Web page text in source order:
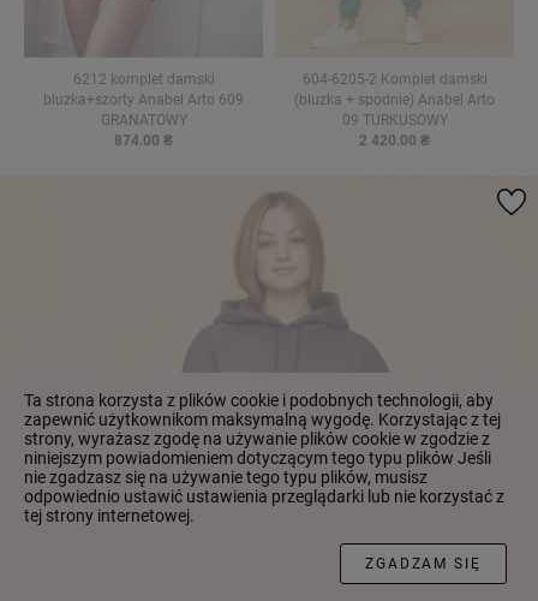
6212 komplet damski
bluzka+szorty Anabel Arto 609
GRANATOWY
874.00 ₴
604-6205-2 Komplet damski
(bluzka + spodnie) Anabel Arto
09 TURKUSOWY
2 420.00 ₴
Ta strona korzysta z plików cookie i podobnych technologii, aby
zapewnić użytkownikom maksymalną wygodę. Korzystając z tej
strony, wyrażasz zgodę na używanie plików cookie w zgodzie z
niniejszym powiadomieniem dotyczącym tego typu plików Jeśli
nie zgadzasz się na używanie tego typu plików, musisz
odpowiednio ustawić ustawienia przeglądarki lub nie korzystać z
tej strony internetowej.
ZGADZAM SIĘ